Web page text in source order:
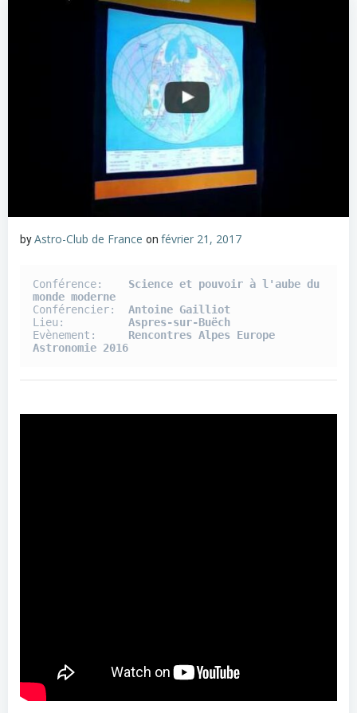
byAstro-Club de France on février 21, 2017
Conférence: Science et pouvoir à l'aube du
monde moderne
Conférencier: Antoine Gailliot
Lieu: Aspres-sur-Buëch
Evènement: Rencontres Alpes Europe